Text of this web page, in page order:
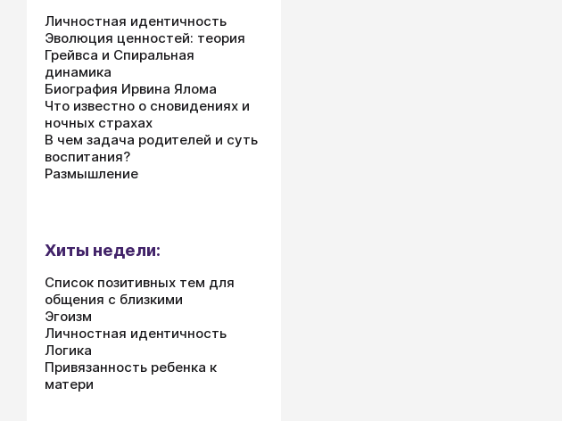
Личностная идентичность
Эволюция ценностей: теория
Грейвса и Спиральная
динамика
Биография Ирвина Ялома
Что известно о сновидениях и
ночных страхах
В чем задача родителей и суть
воспитания?
Размышление
Хиты недели:
Список позитивных тем для
общения с близкими
Эгоизм
Личностная идентичность
Логика
Привязанность ребенка к
матери